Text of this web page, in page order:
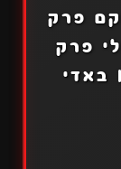
פרק
פרק
20| נוקמי טוקיו פרק 7| באדי